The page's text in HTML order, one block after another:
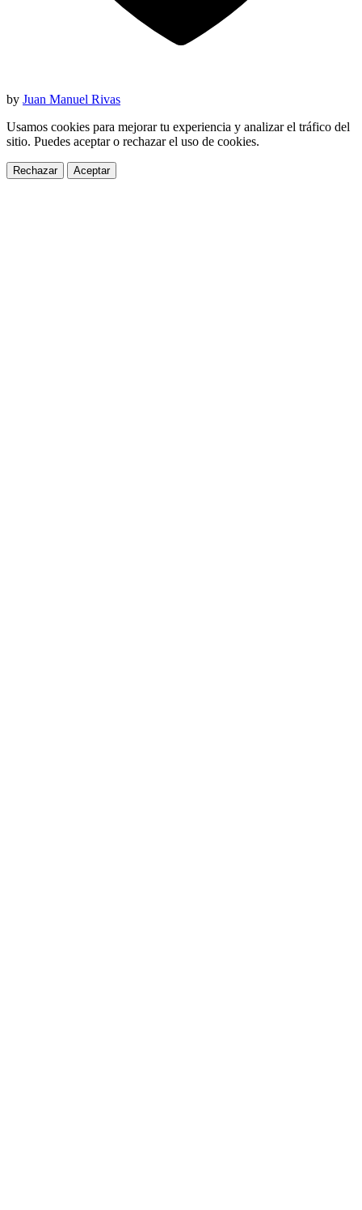
by Juan Manuel Rivas
Usamos cookies para mejorar tu experiencia y analizar el tráfico del
sitio. Puedes aceptar o rechazar el uso de cookies.
Rechazar Aceptar